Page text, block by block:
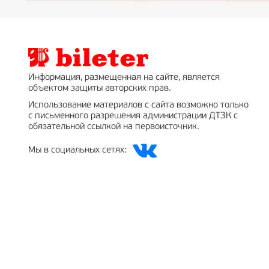
Информация, размещенная на сайте, является
объектом защиты авторских прав.
Использование материалов с сайта возможно только
с письменного разрешения администрации ДТЗК с
обязательной ссылкой на первоисточник.
Мы в социальных сетях: